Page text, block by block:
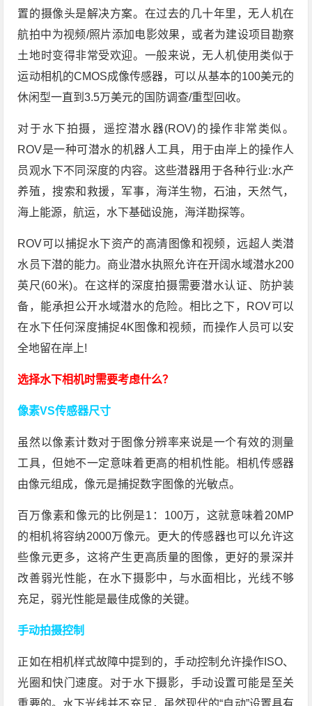
置的摄像头是解决方案。在过去的几十年里，无人机在
航拍中为视频/照片添加电影效果，或者为建设项目勘察
土地时变得非常受欢迎。一般来说，无人机使用类似于
运动相机的CMOS成像传感器，可以从基本的100美元的
休闲型一直到3.5万美元的国防调查/重型回收。
对于水下拍摄，遥控潜水器(ROV)的操作非常类似。
ROV是一种可潜水的机器人工具，用于由岸上的操作人
员观水下不同深度的内容。这些潜器用于各种行业:水产
养殖，搜索和救援，军事，海洋生物，石油，天然气，
海上能源，航运，水下基础设施，海洋勘探等。
ROV可以捕捉水下资产的高清图像和视频，远超人类潜
水员下潜的能力。商业潜水执照允许在开阔水域潜水200
英尺(60米)。在这样的深度拍摄需要潜水认证、防护装
备，能承担公开水域潜水的危险。相比之下，ROV可以
在水下任何深度捕捉4K图像和视频，而操作人员可以安
全地留在岸上!
选择水下相机时需要考虑什么？
像素VS传感器尺寸
虽然以像素计数对于图像分辨率来说是一个有效的测量
工具，但她不一定意味着更高的相机性能。相机传感器
由像元组成，像元是捕捉数字图像的光敏点。
百万像素和像元的比例是1：100万，这就意味着20MP
的相机将容纳2000万像元。更大的传感器也可以允许这
些像元更多，这将产生更高质量的图像，更好的景深并
改善弱光性能，在水下摄影中，与水面相比，光线不够
充足，弱光性能是最佳成像的关键。
手动拍摄控制
正如在相机样式故障中提到的，手动控制允许操作ISO、
光圈和快门速度。对于水下摄影，手动设置可能是至关
重要的。水下光线并不充足，虽然现代的“自动”设置具有